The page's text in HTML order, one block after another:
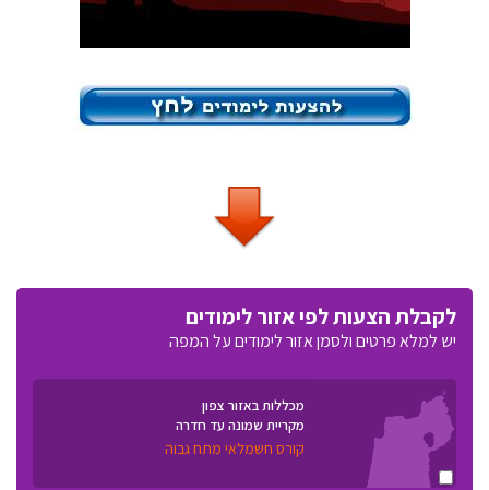
לקבלת הצעות לפי אזור לימודים
יש למלא פרטים ולסמן אזור לימודים על המפה
מכללות באזור צפון
מקריית שמונה עד חדרה
קורס חשמלאי מתח גבוה